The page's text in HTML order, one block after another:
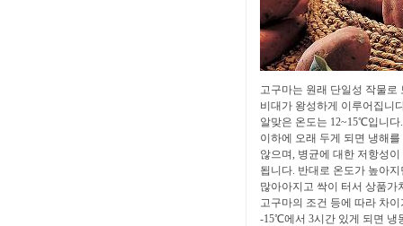
고구마는 원래 단일성 작물로
비대가 왕성하게 이루어집니
알맞은 온도는 12~15℃입니
이하에 오래 두게 되면 냉해
않으며, 병균에 대한 저항성
됩니다. 반대로 온도가 높아
많아아지고 싹이 터서 상품가
고구마의 조건 등에 따라 차
-15℃에서 3시간 있게 되면 냉